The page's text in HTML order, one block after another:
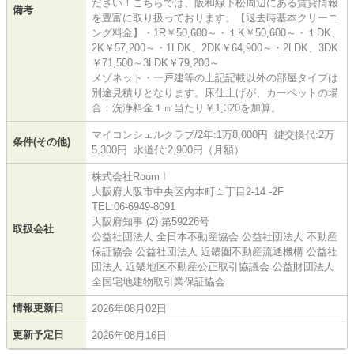
備考
ださい！こちらでは、阪和線下松周辺にある賃貸情報
を豊富に取り扱っております。【退去時基本クリーニ
ング料金】・1R￥50,600～・１K￥50,600～・１DK、
2K￥57,200～・1LDK、2DK￥64,900～・2LDK、3DK
￥71,500～3LDK￥79,200～
メゾネット・一戸建等の上記記載以外の部屋タイプは
別途見積りとなります。床仕上げが、カーペットの場
合：洗浄料金１㎡当たり￥1,320を加算。
条件(その他)
マイコンシェルクラブ/2年:1万8,000円 鍵交換代:2万
5,300円 水道代:2,900円（月額）
取扱会社
株式会社Room I
大阪府大阪市中央区内本町１丁目2-14 -2F
TEL:06-6949-8091
大阪府知事 (2) 第59226号
公益社団法人 全日本不動産協会 公益社団法人 不動産
保証協会 公益社団法人 近畿圏不動産流通機構 公益社
団法人 近畿地区不動産公正取引協議会 公益財団法人
全国宅地建物取引業保証協会
情報更新日 2026年08月02日
更新予定日 2026年08月16日